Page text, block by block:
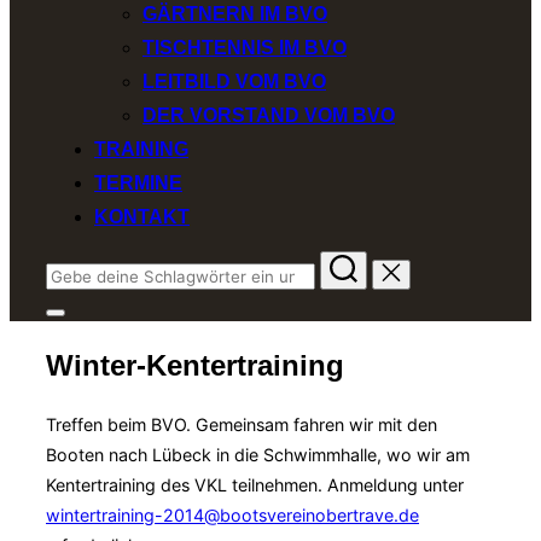
GÄRTNERN IM BVO
TISCHTENNIS IM BVO
LEITBILD VOM BVO
DER VORSTAND VOM BVO
TRAINING
TERMINE
KONTAKT
Suchen
nach:
Seitenleiste
Navigation
umschalten
Winter-Kentertraining
Treffen beim BVO. Gemeinsam fahren wir mit den
Booten nach Lübeck in die Schwimmhalle, wo wir am
Kentertraining des VKL teilnehmen. Anmeldung unter
wintertraining-2014@bootsvereinobertrave.de